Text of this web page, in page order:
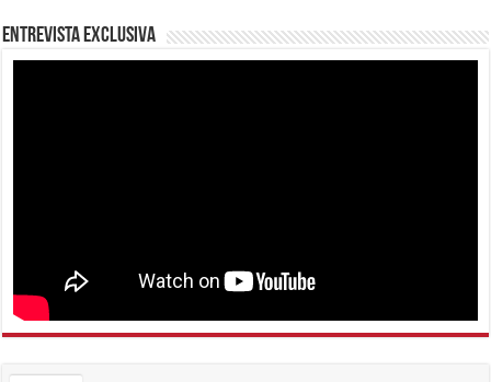
Entrevista Exclusiva